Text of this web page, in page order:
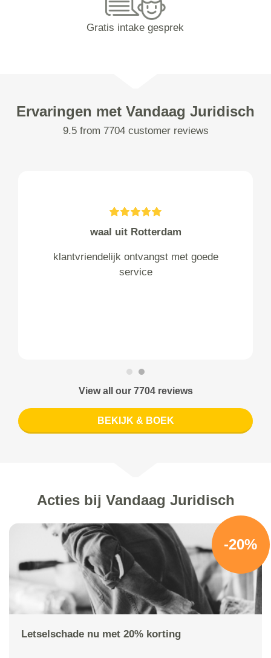
Gratis intake gesprek
Ervaringen met Vandaag Juridisch
9.5 from 7704 customer reviews
waal uit Rotterdam
klantvriendelijk ontvangst met goede
service
View all our 7704 reviews
BEKIJK & BOEK
Acties bij Vandaag Juridisch
-20%
Letselschade nu met 20% korting